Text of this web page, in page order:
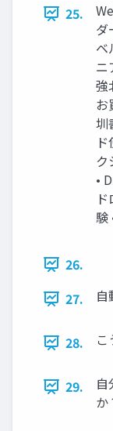
25.
ダ
ベ
ニ
強
お
圳
•
験
26.
27.
自
28.
29.
自
か